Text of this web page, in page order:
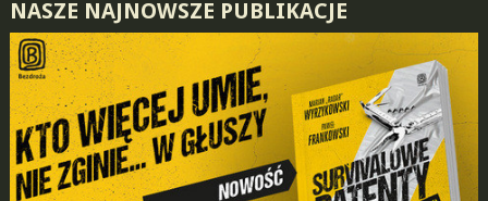
NASZE NAJNOWSZE PUBLIKACJE